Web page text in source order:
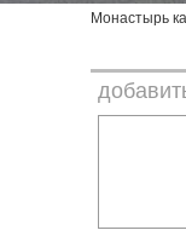
Монастырь